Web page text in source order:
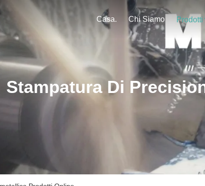
Casa. Chi Siamo Prodotti
Stampatura Di